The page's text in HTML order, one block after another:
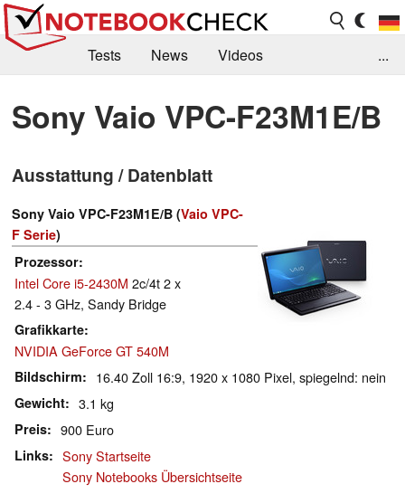
Tests News
Videos
Kaufberatung
Deals Suche
Jobs
Forum
...
Sony Vaio VPC-F23M1E/B
Ausstattung / Datenblatt
Sony Vaio VPC-F23M1E/B (Vaio VPC-
F Serie)
Prozessor
Intel Core i5-2430M 2c/4t 2 x
2.4 - 3 GHz, Sandy Bridge
Grafikkarte
NVIDIA GeForce GT 540M
Bildschirm 16.40 Zoll 16:9, 1920 x 1080 Pixel, spiegelnd: nein
Gewicht 3.1 kg
Preis 900 Euro
Links
Sony Startseite
Sony Notebooks Übersichtseite